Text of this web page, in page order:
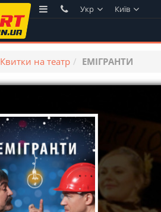
Укр Київ
Квитки на театр ЕМІГРАНТИ